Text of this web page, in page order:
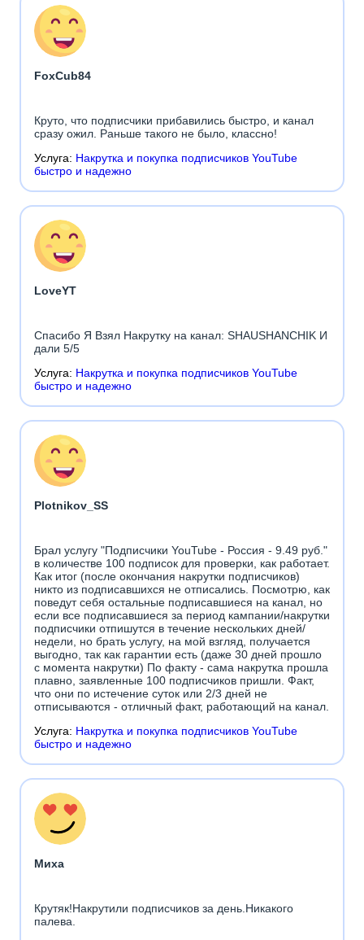
FoxCub84
Круто, что подписчики прибавились быстро, и канал
сразу ожил. Раньше такого не было, классно!
Услуга: Накрутка и покупка подписчиков YouTube
быстро и надежно
LoveYT
Спасибо Я Взял Накрутку на канал: SHAUSHANCHIK И
дали 5/5
Услуга: Накрутка и покупка подписчиков YouTube
быстро и надежно
Plotnikov_SS
Брал услугу "Подписчики YouTube - Россия - 9.49 руб."
в количестве 100 подписок для проверки, как работает.
Как итог (после окончания накрутки подписчиков)
никто из подписавшихся не отписались. Посмотрю, как
поведут себя остальные подписавшиеся на канал, но
если все подписавшиеся за период кампании/накрутки
подписчики отпишутся в течение нескольких дней/
недели, но брать услугу, на мой взгляд, получается
выгодно, так как гарантии есть (даже 30 дней прошло
с момента накрутки) По факту - сама накрутка прошла
плавно, заявленные 100 подписчиков пришли. Факт,
что они по истечение суток или 2/3 дней не
отписываются - отличный факт, работающий на канал.
Услуга: Накрутка и покупка подписчиков YouTube
быстро и надежно
Миха
Крутяк!Накрутили подписчиков за день.Никакого
палева.